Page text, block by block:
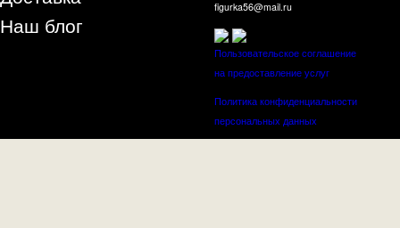
Наш блог
figurka56@mail.ru
Пользовательское соглашение
на предоставление услуг
Политика конфиденциальности
персональных данных